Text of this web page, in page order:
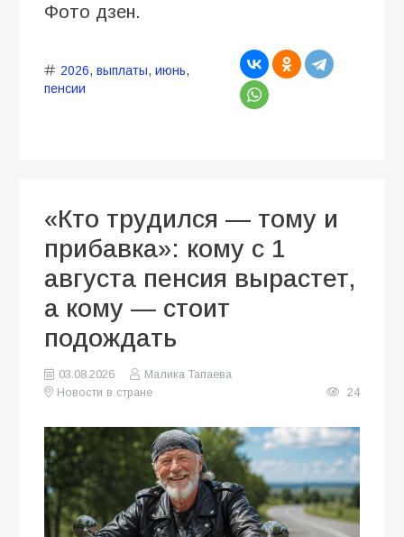
Фото дзен.
2026, выплаты, июнь,
пенсии
«Кто трудился — тому и
прибавка»: кому с 1
августа пенсия вырастет,
а кому — стоит
подождать
03.08.2026
Малика Тапаева
Новости в стране
24